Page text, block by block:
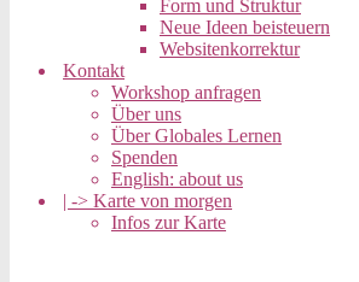
Form und Struktur
Neue Ideen beisteuern
Websitenkorrektur
Kontakt
Workshop anfragen
Über uns
Über Globales Lernen
Spenden
English: about us
| -> Karte von morgen
Infos zur Karte